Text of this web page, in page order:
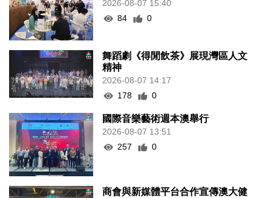
2026-08-07 15:40
84
0
舞蹈劇《得閒飲茶》展現灣區人文
精神
2026-08-07 14:17
178
0
國際音樂藝術週本澳舉行
2026-08-07 13:51
257
0
商會與新媒體平台合作宣傳澳大健